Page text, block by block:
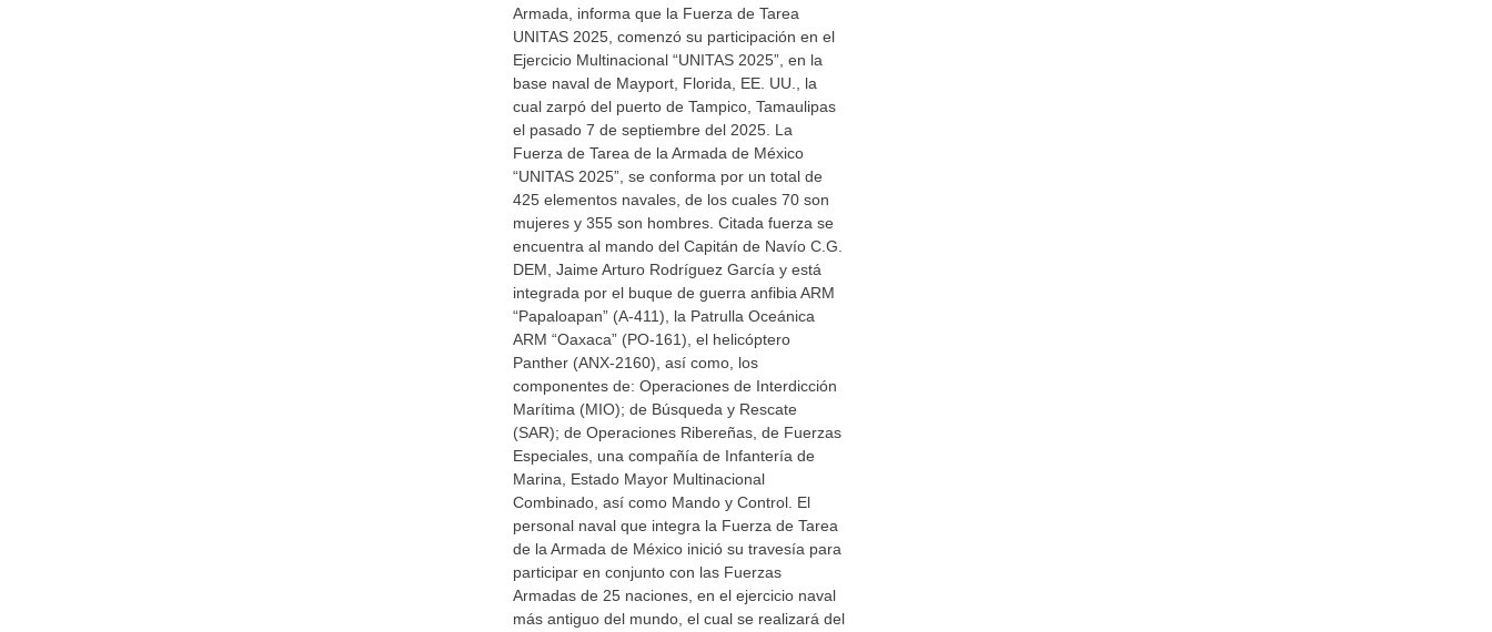
Armada, informa que la Fuerza de Tarea
UNITAS 2025, comenzó su participación en el
Ejercicio Multinacional “UNITAS 2025”, en la
base naval de Mayport, Florida, EE. UU., la
cual zarpó del puerto de Tampico, Tamaulipas
el pasado 7 de septiembre del 2025. La
Fuerza de Tarea de la Armada de México
“UNITAS 2025”, se conforma por un total de
425 elementos navales, de los cuales 70 son
mujeres y 355 son hombres. Citada fuerza se
encuentra al mando del Capitán de Navío C.G.
DEM, Jaime Arturo Rodríguez García y está
integrada por el buque de guerra anfibia ARM
“Papaloapan” (A-411), la Patrulla Oceánica
ARM “Oaxaca” (PO-161), el helicóptero
Panther (ANX-2160), así como, los
componentes de: Operaciones de Interdicción
Marítima (MIO); de Búsqueda y Rescate
(SAR); de Operaciones Ribereñas, de Fuerzas
Especiales, una compañía de Infantería de
Marina, Estado Mayor Multinacional
Combinado, así como Mando y Control. El
personal naval que integra la Fuerza de Tarea
de la Armada de México inició su travesía para
participar en conjunto con las Fuerzas
Armadas de 25 naciones, en el ejercicio naval
más antiguo del mundo, el cual se realizará del